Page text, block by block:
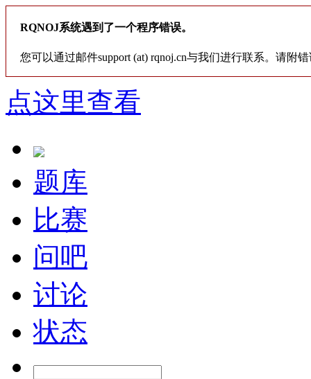
RQNOJ系统遇到了一个程序错误。
您可以通过邮件support (at) rqnoj.cn与我们进行联系。请附
点这里查看
题库
比赛
问吧
讨论
状态